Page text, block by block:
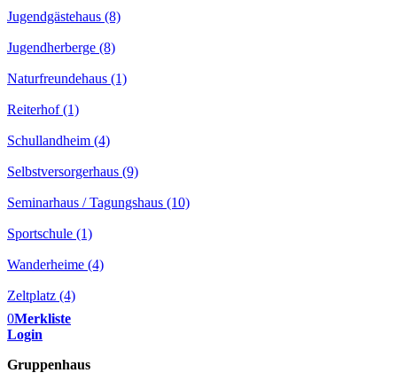
Jugendgästehaus (8)
Jugendherberge (8)
Naturfreundehaus (1)
Reiterhof (1)
Schullandheim (4)
Selbstversorgerhaus (9)
Seminarhaus / Tagungshaus (10)
Sportschule (1)
Wanderheime (4)
Zeltplatz (4)
0Merkliste
Login
Gruppenhaus